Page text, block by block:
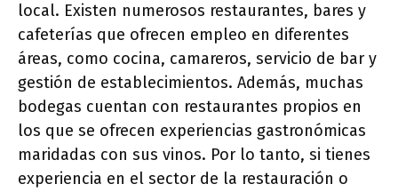
local. Existen numerosos restaurantes, bares y
cafeterías que ofrecen empleo en diferentes
áreas, como cocina, camareros, servicio de bar y
gestión de establecimientos. Además, muchas
bodegas cuentan con restaurantes propios en
los que se ofrecen experiencias gastronómicas
maridadas con sus vinos. Por lo tanto, si tienes
experiencia en el sector de la restauración o